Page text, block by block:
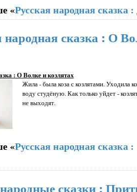
«Русская народная сказка
народная сказка : О
: О Волке и козлятах
Жила - была коза с козлятами. Уходила
воду студёную. Как только уйдет -
не выходят.
«Русская народная сказка
сказки :